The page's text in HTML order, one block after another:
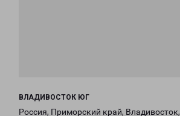
ВЛАДИВОСТОК ЮГ
Россия, Приморский край, Владивосток,